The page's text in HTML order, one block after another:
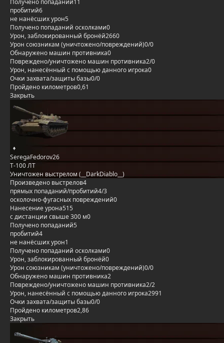
Получено попаданий11
пробитий6
не нанёсших урон5
Получено попаданий осколками0
Урон, заблокированный бронёй2660
Урон союзникам (уничтожено/повреждений)0/0
Обнаружено машин противника0
Повреждено/уничтожено машин противника2/0
Урон, нанесённый с помощью данного игрока0
Очки захвата/защиты базы0/0
Пройдено километров0,61
Закрыть
SeregaFedorov26
Т-100 ЛТ
Уничтожен выстрелом (__DarkDiablo__)
Произведено выстрелов4
прямых попаданий/пробитий4/3
осколочно-фугасных повреждений0
Нанесение урона515
с дистанции свыше 300 м0
Получено попаданий5
пробитий4
не нанёсших урон1
Получено попаданий осколками0
Урон, заблокированный бронёй0
Урон союзникам (уничтожено/повреждений)0/0
Обнаружено машин противника2
Повреждено/уничтожено машин противника2/2
Урон, нанесённый с помощью данного игрока2991
Очки захвата/защиты базы0/0
Пройдено километров2,86
Закрыть